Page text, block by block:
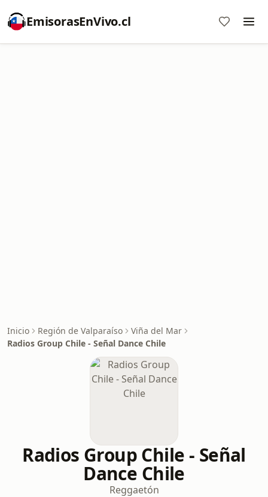
EmisorasEnVivo.cl
Inicio Región de Valparaíso
Viña del Mar
Radios Group Chile - Señal Dance Chile
Radios Group Chile - Señal
Dance Chile
Reggaetón